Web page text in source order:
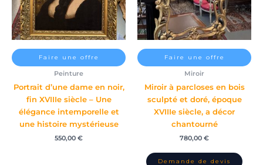
Faire une offre
Peinture
Portrait d’une dame en noir,
fin XVIIIe siècle – Une
élégance intemporelle et
une histoire mystérieuse
550,00 €
Faire une offre
Miroir
Miroir à parcloses en bois
sculpté et doré, époque
XVIIIe siècle, a décor
chantourné
780,00 €